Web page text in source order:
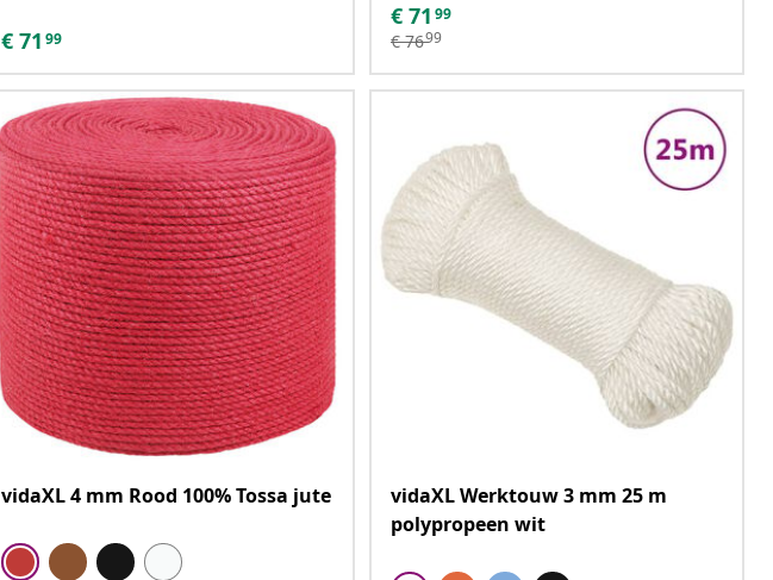
€ 71 99
€ 71 99
€ 7699
vidaXL 4 mm Rood 100% Tossa jute
vidaXL Werktouw 3 mm 25 m
polypropeen wit